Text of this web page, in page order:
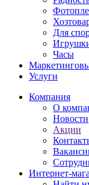
Для
Часы
Услуги
Компания
О
Новости
Акции
Интернет-